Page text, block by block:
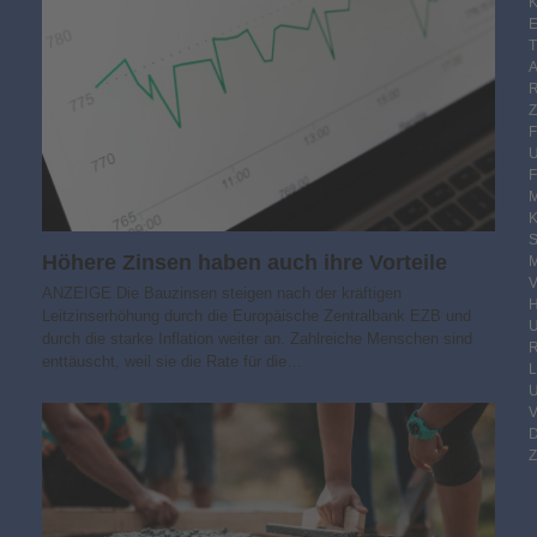
Höhere Zinsen haben auch ihre Vorteile
ANZEIGE Die Bauzinsen steigen nach der kräftigen
Leitzinserhöhung durch die Europäische Zentralbank EZB und
durch die starke Inflation weiter an. Zahlreiche Menschen sind
enttäuscht, weil sie die Rate für die…